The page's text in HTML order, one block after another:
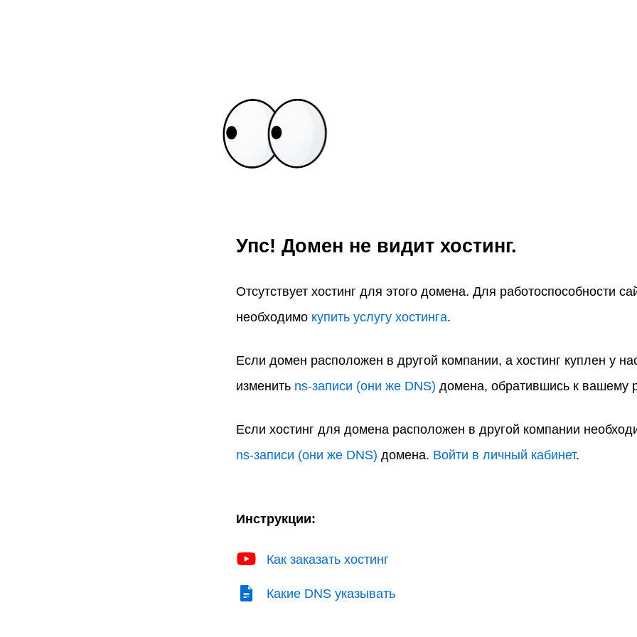
Упс! Домен не видит хостинг.
Отсутствует хостинг для этого домена. Для работоспособности
необходимо купить услугу хостинга.
Если домен расположен в другой компании, а хостинг куплен у
изменить ns-записи (они же DNS) домена, обратившись к вашему
Если хостинг для домена расположен в другой компании
ns-записи (они же DNS) домена. Войти в личный кабинет.
Инструкции:
Как заказать хостинг
Какие DNS указывать